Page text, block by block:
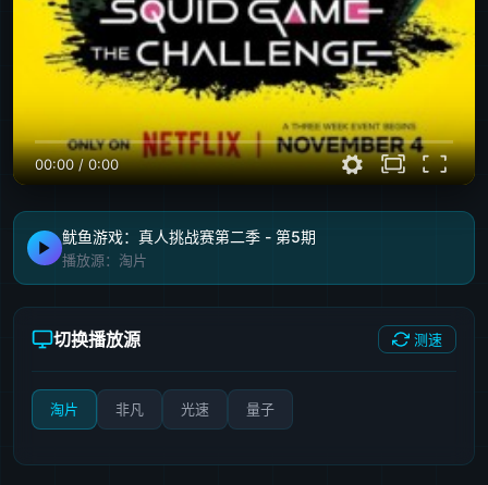
00:00/0:00
鱿鱼游戏：真人挑战赛第二季 - 第5期
播放源：淘片
切换播放源 测速
淘片 非凡 光速 量子